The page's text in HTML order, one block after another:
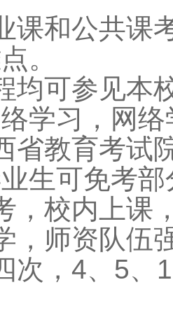
课和公共课
。
均可参见本
学习，网
省教育考试
生可免考
，校内上课
，师资队伍
次，4、5、